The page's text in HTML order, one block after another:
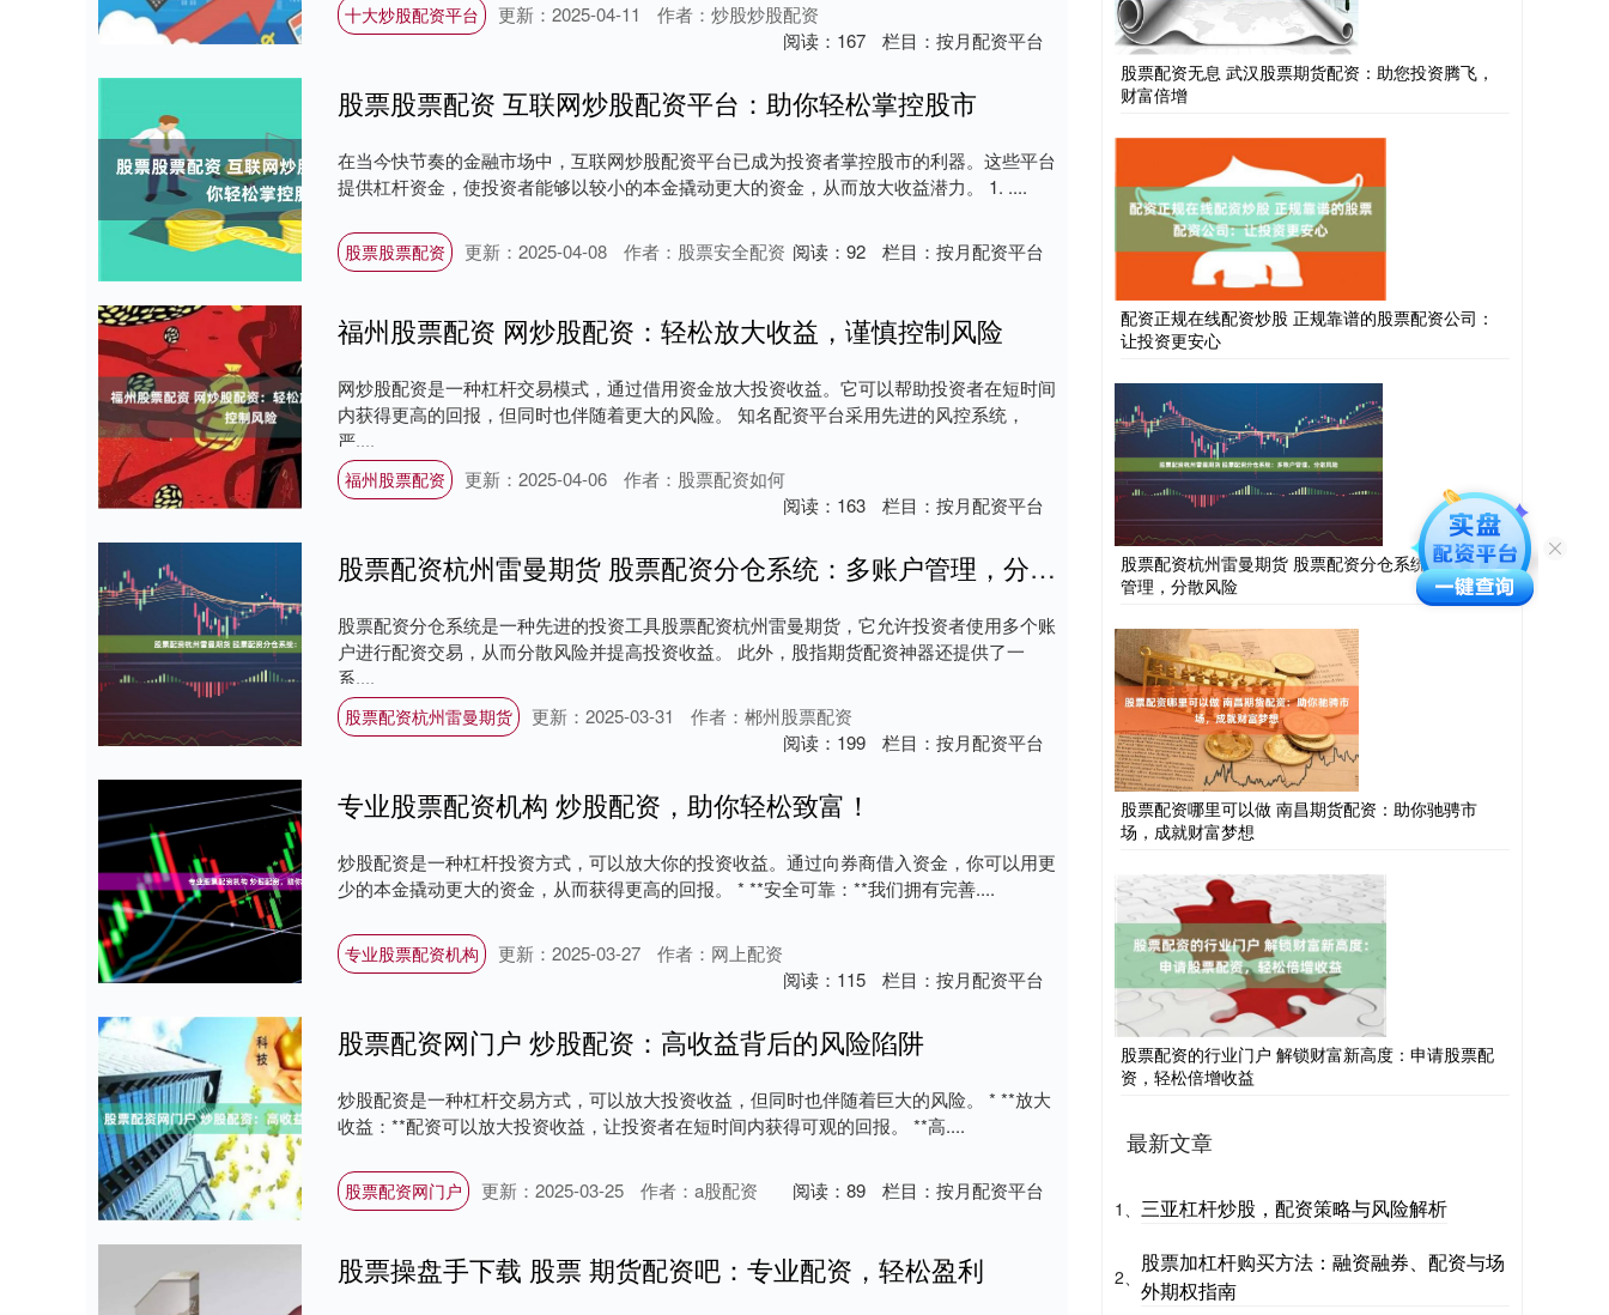
十大炒股配资平台 更新：2025-04-11
作者：炒股炒股配资
阅读： 167 栏目： 按月配资平台
股票股票配资 互联网炒股配资平台：助你轻松掌控股市
在当今快节奏的金融市场中，互联网炒股配资平台已成为投资者掌控股市的利器。这些平台
提供杠杆资金，使投资者能够以较小的本金撬动更大的资金，从而放大收益潜力。 1. ....
股票股票配资 更新：2025-04-08 作者：股票安全配资 阅读： 92 栏目： 按月配资平台
福州股票配资 网炒股配资：轻松放大收益，谨慎控制风险
网炒股配资是一种杠杆交易模式，通过借用资金放大投资收益。它可以帮助投资者在短时间
内获得更高的回报，但同时也伴随着更大的风险。 知名配资平台采用先进的风控系统，
严....
福州股票配资 更新：2025-04-06
作者：股票配资如何
阅读： 163 栏目： 按月配资平台
股票配资杭州雷曼期货 股票配资分仓系统：多账户管理，分散风险
股票配资分仓系统是一种先进的投资工具股票配资杭州雷曼期货，它允许投资者使用多个账
户进行配资交易，从而分散风险并提高投资收益。 此外，股指期货配资神器还提供了一
系....
股票配资杭州雷曼期货 更新：2025-03-31
作者：郴州股票配资
阅读： 199 栏目： 按月配资平台
专业股票配资机构 炒股配资，助你轻松致富！
炒股配资是一种杠杆投资方式，可以放大你的投资收益。通过向券商借入资金，你可以用更
少的本金撬动更大的资金，从而获得更高的回报。 * **安全可靠：**我们拥有完善....
专业股票配资机构 更新：2025-03-27
作者：网上配资
阅读： 115 栏目： 按月配资平台
股票配资网门户 炒股配资：高收益背后的风险陷阱
炒股配资是一种杠杆交易方式，可以放大投资收益，但同时也伴随着巨大的风险。 * **放大
收益：**配资可以放大投资收益，让投资者在短时间内获得可观的回报。 **高....
股票配资网门户 更新：2025-03-25 作者：a股配资 阅读： 89 栏目： 按月配资平台
股票操盘手下载 股票 期货配资吧：专业配资，轻松盈利
股票配资无息 武汉股票期货配资：助您投资腾飞，
财富倍增
配资正规在线配资炒股 正规靠谱的股票配资公司：
让投资更安心
股票配资杭州雷曼期货 股票配资分仓系统：多账户
管理，分散风险
股票配资哪里可以做 南昌期货配资：助你驰骋市
场，成就财富梦想
股票配资的行业门户 解锁财富新高度：申请股票配
资，轻松倍增收益
最新文章
1、 三亚杠杆炒股，配资策略与风险解析
2、
股票加杠杆购买方法：融资融券、配资与场
外期权指南